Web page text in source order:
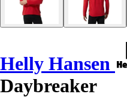
Helly Hansen
Daybreaker